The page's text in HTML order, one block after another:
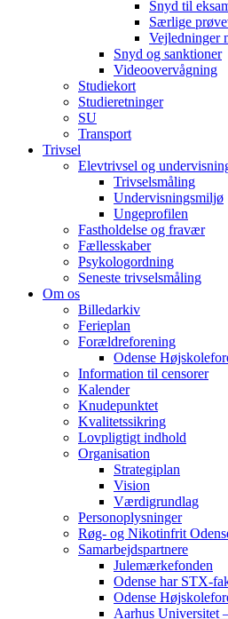
Snyd til
Særlige
Vejledninger
Snyd og sanktioner
Videoovervågning
Studiekort
Studieretninger
SU
Transport
Trivsel
Elevtrivsel og
Trivselsmåling
Undervisningsmiljø
Ungeprofilen
Fastholdelse og fravær
Fællesskaber
Psykologordning
Seneste trivselsmåling
Om os
Billedarkiv
Ferieplan
Forældreforening
Odense
Information til censorer
Kalender
Knudepunktet
Kvalitetssikring
Lovpligtigt indhold
Organisation
Strategiplan
Vision
Værdigrundlag
Personoplysninger
Røg- og Nikotinfrit
Samarbejdspartnere
Julemærkefonden
Odense har STX-
Odense
Aarhus Universitet